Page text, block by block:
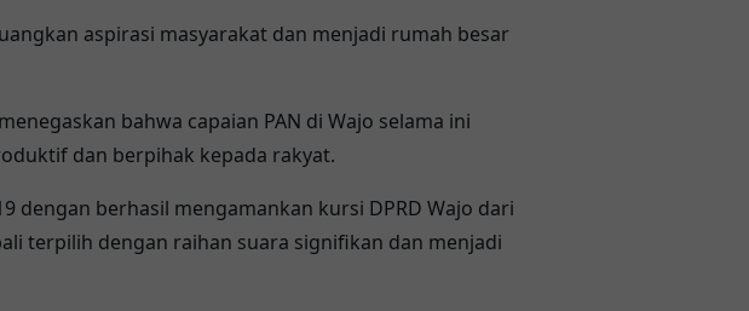
aspirasi masyarakat dan menjadi rumah besar
bahwa capaian PAN di Wajo selama ini
dan berpihak kepada rakyat.
dengan berhasil mengamankan kursi DPRD Wajo dari
terpilih dengan raihan suara signifikan dan menjadi